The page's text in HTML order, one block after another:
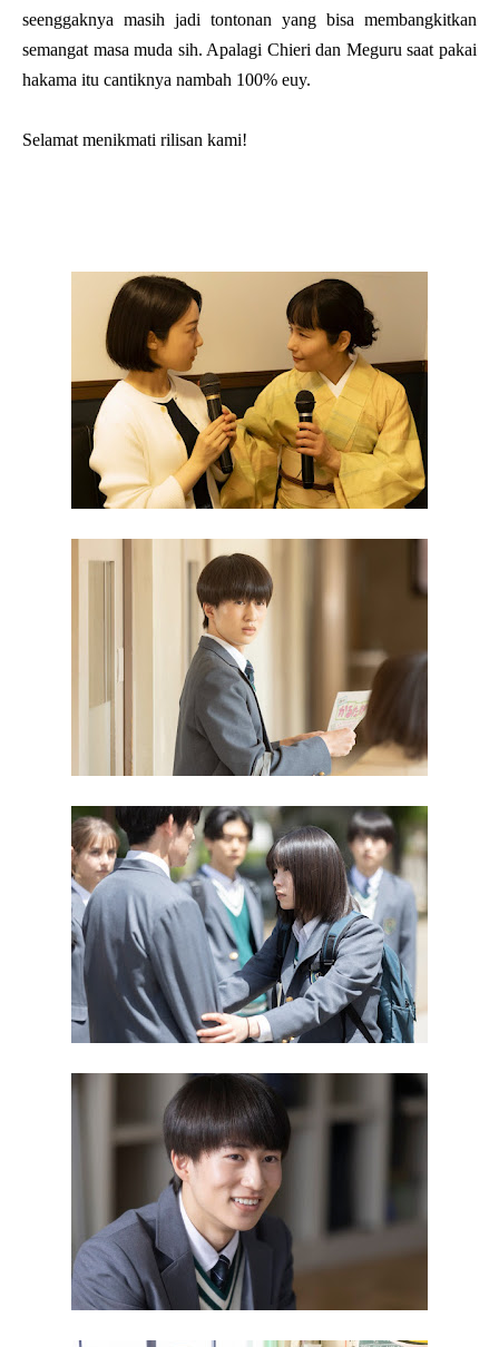
seenggaknya masih jadi tontonan yang bisa membangkitkan
semangat masa muda sih. Apalagi Chieri dan Meguru saat pakai
hakama itu cantiknya nambah 100% euy.
Selamat menikmati rilisan kami!